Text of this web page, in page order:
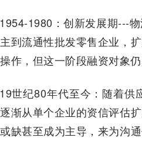
1954-1980：创新发展期---
到流通性批发零售企业，
作，但这一阶段融资对象仍
19世纪80年代至今：随着供
渐从单个企业的资信评估
缺甚至成为主导，来为沟